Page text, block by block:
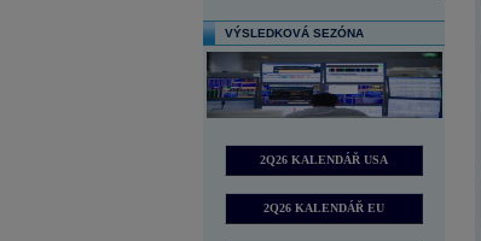
VÝSLEDKOVÁ SEZÓNA
2Q26 KALENDÁŘ USA
2Q26 KALENDÁŘ EU